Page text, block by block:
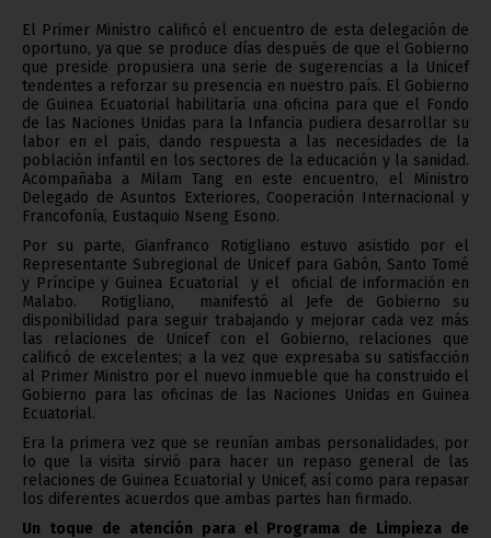
El Primer Ministro calificó el encuentro de esta delegación de
oportuno, ya que se produce días después de que el Gobierno
que preside propusiera una serie de sugerencias a la Unicef
tendentes a reforzar su presencia en nuestro país. El Gobierno
de Guinea Ecuatorial habilitaría una oficina para que el Fondo
de las Naciones Unidas para la Infancia pudiera desarrollar su
labor en el país, dando respuesta a las necesidades de la
población infantil en los sectores de la educación y la sanidad.
Acompañaba a Milam Tang en este encuentro, el Ministro
Delegado de Asuntos Exteriores, Cooperación Internacional y
Francofonía, Eustaquio Nseng Esono.
Por su parte, Gianfranco Rotigliano estuvo asistido por el
Representante Subregional de Unicef para Gabón, Santo Tomé
y Príncipe y Guinea Ecuatorial y el oficial de información en
Malabo. Rotigliano, manifestó al Jefe de Gobierno su
disponibilidad para seguir trabajando y mejorar cada vez más
las relaciones de Unicef con el Gobierno, relaciones que
calificó de excelentes; a la vez que expresaba su satisfacción
al Primer Ministro por el nuevo inmueble que ha construido el
Gobierno para las oficinas de las Naciones Unidas en Guinea
Ecuatorial.
Era la primera vez que se reunían ambas personalidades, por
lo que la visita sirvió para hacer un repaso general de las
relaciones de Guinea Ecuatorial y Unicef, así como para repasar
los diferentes acuerdos que ambas partes han firmado.
Un toque de atención para el Programa de Limpieza de